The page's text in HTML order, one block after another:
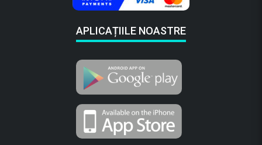
APLICAȚIILE NOASTRE